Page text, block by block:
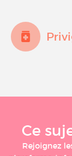
Ce
Rejoignez